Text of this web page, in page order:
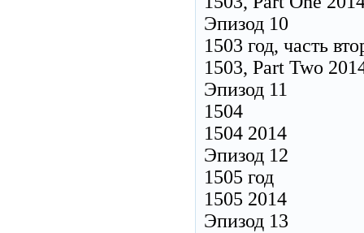
Эпизод 10
1503 год, часть
1503, Part Two
Эпизод 11
1504
1504 2014
Эпизод 12
1505 год
1505 2014
Эпизод 13